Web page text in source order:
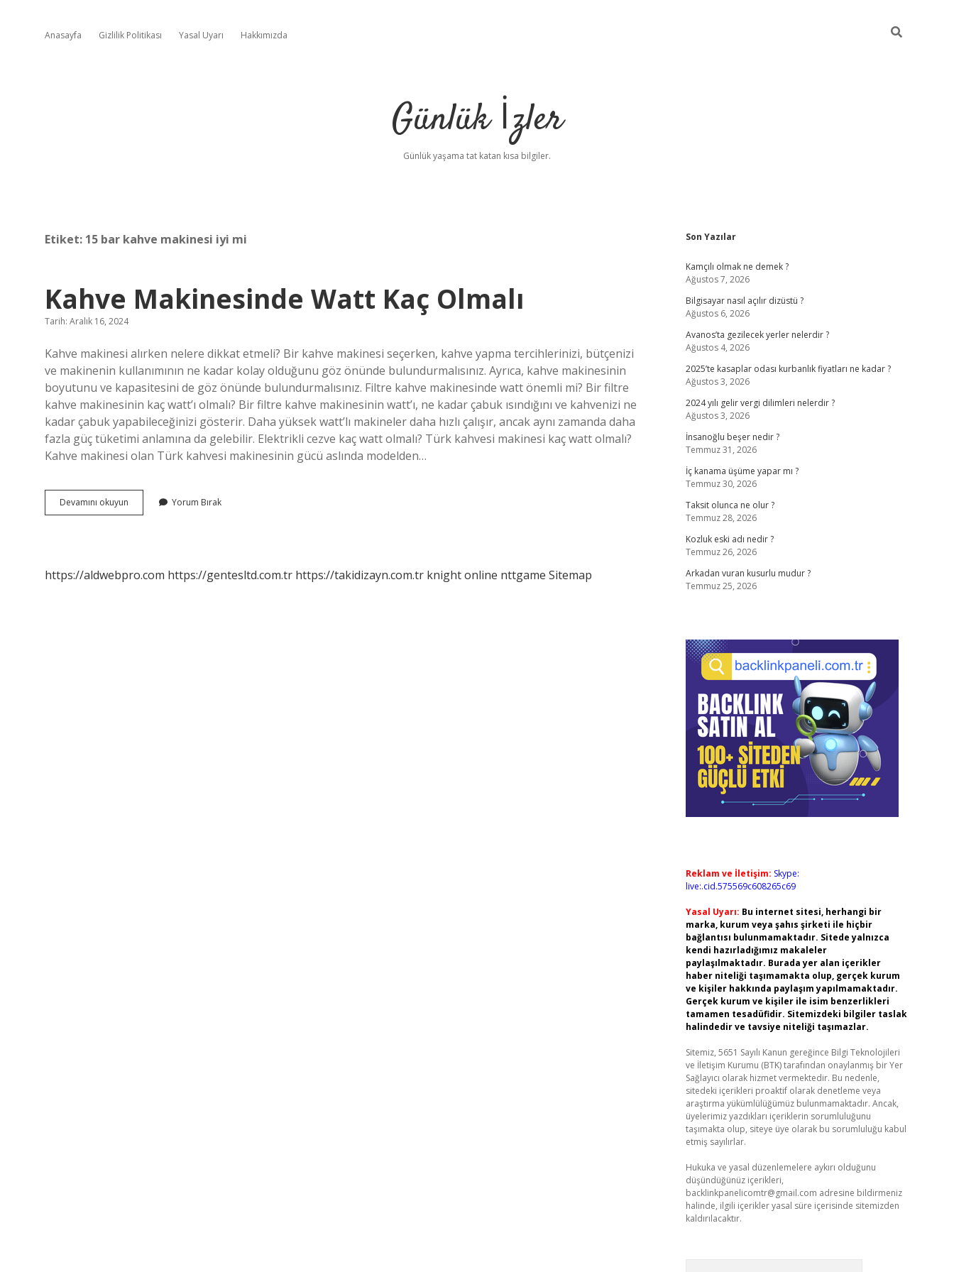
Anasayfa Gizlilik Politikası Yasal Uyarı Hakkımızda
Günlük İzler
Günlük yaşama tat katan kısa bilgiler.
Etiket: 15 bar kahve makinesi iyi mi
Kahve Makinesinde Watt Kaç Olmalı
Tarih: Aralık 16, 2024
Kahve makinesi alırken nelere dikkat etmeli? Bir kahve makinesi seçerken, kahve yapma tercihlerinizi, bütçenizi
ve makinenin kullanımının ne kadar kolay olduğunu göz önünde bulundurmalısınız. Ayrıca, kahve makinesinin
boyutunu ve kapasitesini de göz önünde bulundurmalısınız. Filtre kahve makinesinde watt önemli mi? Bir filtre
kahve makinesinin kaç watt’ı olmalı? Bir filtre kahve makinesinin watt’ı, ne kadar çabuk ısındığını ve kahvenizi ne
kadar çabuk yapabileceğinizi gösterir. Daha yüksek watt’lı makineler daha hızlı çalışır, ancak aynı zamanda daha
fazla güç tüketimi anlamına da gelebilir. Elektrikli cezve kaç watt olmalı? Türk kahvesi makinesi kaç watt olmalı?
Kahve makinesi olan Türk kahvesi makinesinin gücü aslında modelden…
Devamını okuyun
Makinesinde
Yorum Bırak
https://aldwebpro.com https://gentesltd.com.tr https://takidizayn.com.tr knight online nttgame Sitemap
Sidebar
Son Yazılar
Kamçılı olmak ne demek ?
Ağustos 7, 2026
Bilgisayar nasıl açılır dizüstü ?
Ağustos 6, 2026
Avanos’ta gezilecek yerler nelerdir ?
Ağustos 4, 2026
2025’te kasaplar odası kurbanlık fiyatları ne kadar ?
Ağustos 3, 2026
2024 yılı gelir vergi dilimleri nelerdir ?
Ağustos 3, 2026
İnsanoğlu beşer nedir ?
Temmuz 31, 2026
İç kanama üşüme yapar mı ?
Temmuz 30, 2026
Taksit olunca ne olur ?
Temmuz 28, 2026
Kozluk eski adı nedir ?
Temmuz 26, 2026
Arkadan vuran kusurlu mudur ?
Temmuz 25, 2026
Reklam ve İletişim: Skype:
live:.cid.575569c608265c69
Yasal Uyarı: Bu internet sitesi, herhangi bir
marka, kurum veya şahıs şirketi ile hiçbir
bağlantısı bulunmamaktadır. Sitede yalnızca
kendi hazırladığımız makaleler
paylaşılmaktadır. Burada yer alan içerikler
haber niteliği taşımamakta olup, gerçek kurum
ve kişiler hakkında paylaşım yapılmamaktadır.
Gerçek kurum ve kişiler ile isim benzerlikleri
tamamen tesadüfidir. Sitemizdeki bilgiler taslak
halindedir ve tavsiye niteliği taşımazlar.
Sitemiz, 5651 Sayılı Kanun gereğince Bilgi Teknolojileri
ve İletişim Kurumu (BTK) tarafından onaylanmış bir Yer
Sağlayıcı olarak hizmet vermektedir. Bu nedenle,
sitedeki içerikleri proaktif olarak denetleme veya
araştırma yükümlülüğümüz bulunmamaktadır. Ancak,
üyelerimiz yazdıkları içeriklerin sorumluluğunu
taşımakta olup, siteye üye olarak bu sorumluluğu kabul
etmiş sayılırlar.
Hukuka ve yasal düzenlemelere aykırı olduğunu
düşündüğünüz içerikleri,
backlinkpanelicomtr@gmail.com adresine bildirmeniz
halinde, ilgili içerikler yasal süre içerisinde sitemizden
kaldırılacaktır.